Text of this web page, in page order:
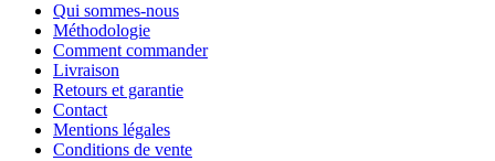
Qui sommes-nous
Méthodologie
Comment commander
Livraison
Retours et garantie
Contact
Mentions légales
Conditions de vente